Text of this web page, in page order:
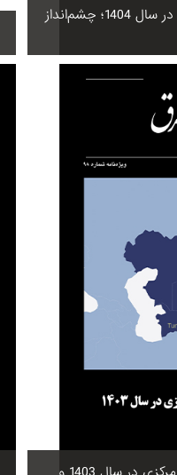
روند روابط ایران و آسیای مرکزی در سال 1404؛ چشم‌انداز